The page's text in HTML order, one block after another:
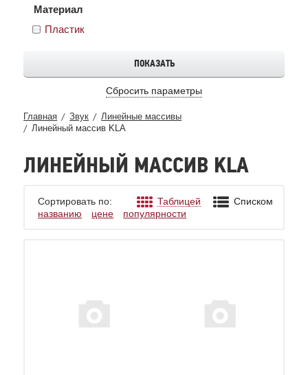
Материал
Пластик
Сбросить параметры
Главная Звук
Линейные массивы
Линейный массив KLA
ЛИНЕЙНЫЙ МАССИВ KLA
Таблицей Списком
Сортировать по:
названию
цене популярности